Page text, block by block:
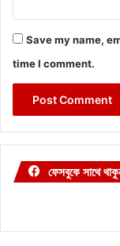
Save my name,
time I comment.
ফেসবুকে সাথে